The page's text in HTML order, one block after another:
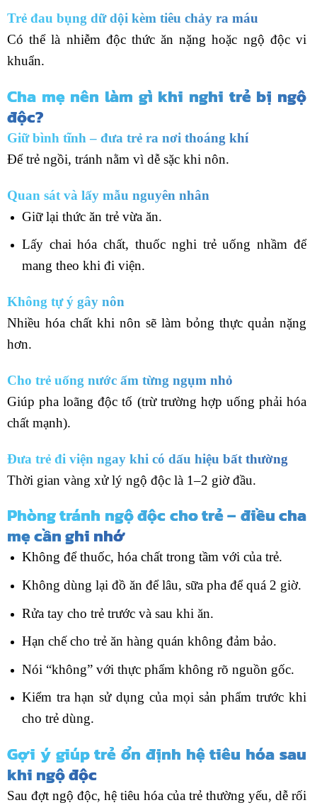
Trẻ đau bụng dữ dội kèm tiêu chảy ra máu
Có thể là nhiễm độc thức ăn nặng hoặc ngộ độc vi
khuẩn.
Cha mẹ nên làm gì khi nghi trẻ bị ngộ
độc?
Giữ bình tĩnh – đưa trẻ ra nơi thoáng khí
Để trẻ ngồi, tránh nằm vì dễ sặc khi nôn.
Quan sát và lấy mẫu nguyên nhân
Giữ lại thức ăn trẻ vừa ăn.
Lấy chai hóa chất, thuốc nghi trẻ uống nhầm để
mang theo khi đi viện.
Không tự ý gây nôn
Nhiều hóa chất khi nôn sẽ làm bỏng thực quản nặng
hơn.
Cho trẻ uống nước ấm từng ngụm nhỏ
Giúp pha loãng độc tố (trừ trường hợp uống phải hóa
chất mạnh).
Đưa trẻ đi viện ngay khi có dấu hiệu bất thường
Thời gian vàng xử lý ngộ độc là 1–2 giờ đầu.
Phòng tránh ngộ độc cho trẻ – điều cha
mẹ cần ghi nhớ
Không để thuốc, hóa chất trong tầm với của trẻ.
Không dùng lại đồ ăn để lâu, sữa pha để quá 2 giờ.
Rửa tay cho trẻ trước và sau khi ăn.
Hạn chế cho trẻ ăn hàng quán không đảm bảo.
Nói “không” với thực phẩm không rõ nguồn gốc.
Kiểm tra hạn sử dụng của mọi sản phẩm trước khi
cho trẻ dùng.
Gợi ý giúp trẻ ổn định hệ tiêu hóa sau
khi ngộ độc
Sau đợt ngộ độc, hệ tiêu hóa của trẻ thường yếu, dễ rối